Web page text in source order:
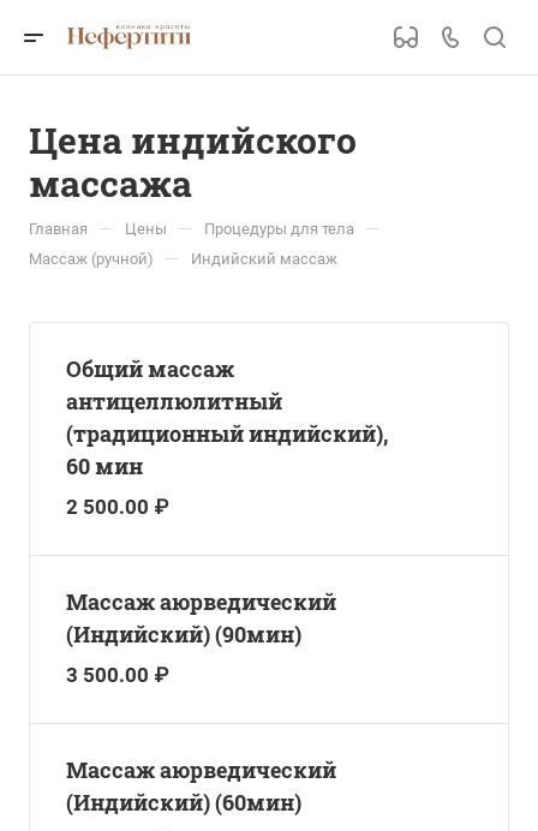
Цена индийского
массажа
Главная — Цены — Процедуры для тела —
Массаж (ручной) — Индийский массаж
Общий массаж
антицеллюлитный
(традиционный индийский),
60 мин
2 500.00 ₽
Массаж аюрведический
(Индийский) (90мин)
3 500.00 ₽
Массаж аюрведический
(Индийский) (60мин)